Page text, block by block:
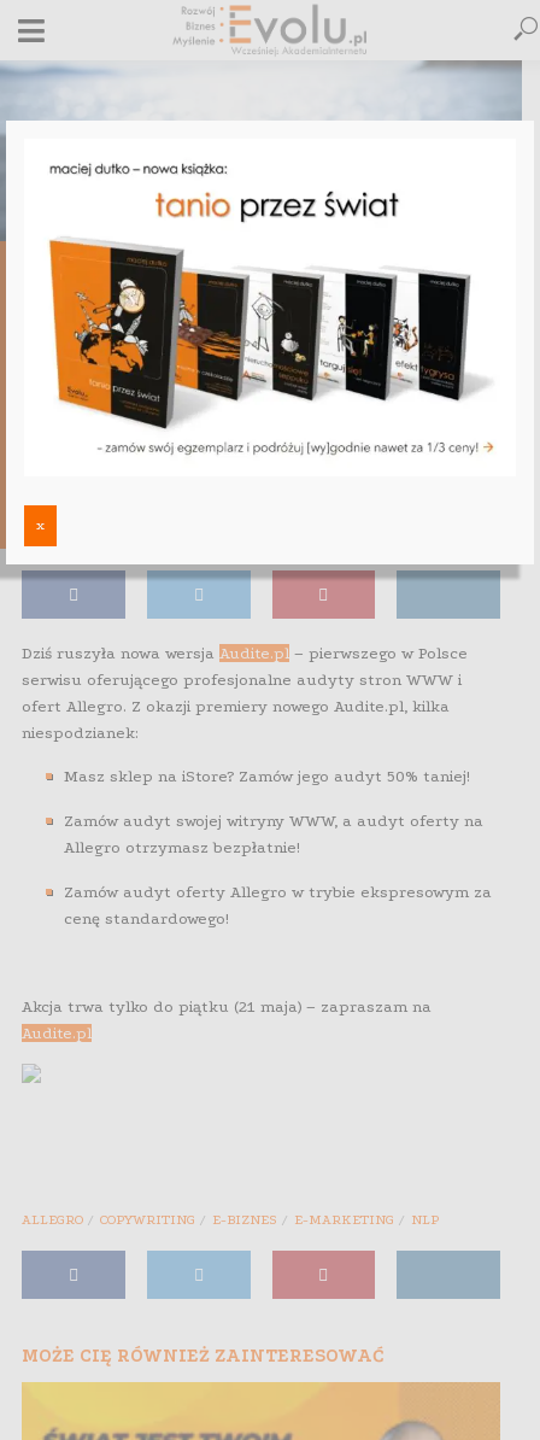
ALLEGRO E-BIZNES , E-MARKETING ,FUNKCJONALNOŚĆ STRON WWW
NLP
Nowe Audite.pl – zgarnij atrakcyjną
ofertę audytu!
18 czerwca 2013 Dodaj komentarz
Dziś ruszyła nowa wersja Audite.pl – pierwszego w Polsce
serwisu oferującego profesjonalne audyty stron WWW i
ofert Allegro. Z okazji premiery nowego Audite.pl, kilka
niespodzianek:
Masz sklep na iStore? Zamów jego audyt 50% taniej!
Zamów audyt swojej witryny WWW, a audyt oferty na
Allegro otrzymasz bezpłatnie!
Zamów audyt oferty Allegro w trybie ekspresowym za
cenę standardowego!
Akcja trwa tylko do piątku (21 maja) – zapraszam na
Audite.pl
ALLEGRO COPYWRITING E-BIZNES E-MARKETING NLP
MOŻE CIĘ RÓWNIEŻ ZAINTERESOWAĆ
x